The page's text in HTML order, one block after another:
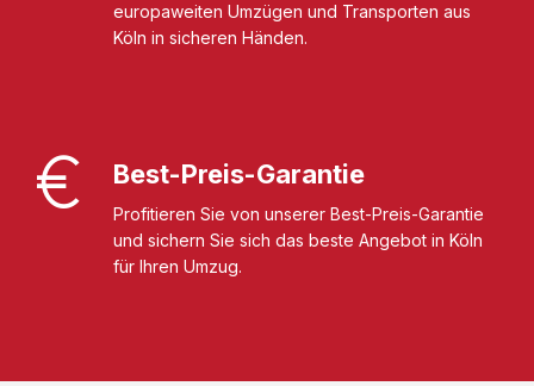
europaweiten Umzügen und Transporten aus
Köln in sicheren Händen.
Best-Preis-Garantie
Profitieren Sie von unserer Best-Preis-Garantie
und sichern Sie sich das beste Angebot in Köln
für Ihren Umzug.